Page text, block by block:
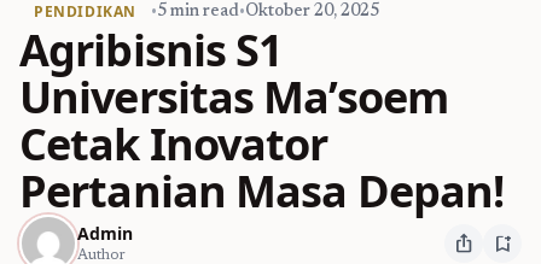
PENDIDIKAN •5 min read•Oktober 20, 2025
Agribisnis S1
Universitas Ma’soem
Cetak Inovator
Pertanian Masa Depan!
Admin
Author ios_share bookmark_add